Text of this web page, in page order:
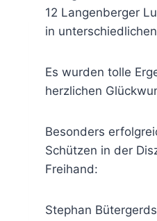
12 Langenberger
in
Es wurden tolle
herzlichen
Besonders
Schützen in der
Freihand:
Stephan